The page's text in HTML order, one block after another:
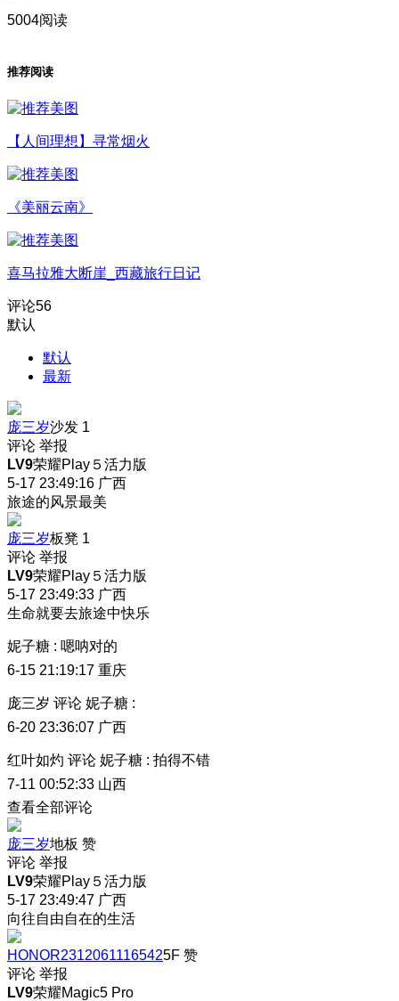
5004阅读
推荐阅读
【人间理想】寻常烟火
《美丽云南》
喜马拉雅大断崖_西藏旅行日记
评论56
默认
默认
最新
庞三岁沙发 1
评论 举报
LV9荣耀Play５活力版
5-17 23:49:16 广西
旅途的风景最美
庞三岁板凳 1
评论 举报
LV9荣耀Play５活力版
5-17 23:49:33 广西
生命就要去旅途中快乐
妮子糖 : 嗯呐对的
6-15 21:19:17 重庆
庞三岁 评论 妮子糖 :
6-20 23:36:07 广西
红叶如灼 评论 妮子糖 : 拍得不错
7-11 00:52:33 山西
查看全部评论
庞三岁地板 赞
评论 举报
LV9荣耀Play５活力版
5-17 23:49:47 广西
向往自由自在的生活
HONOR23120611165425F 赞
评论 举报
LV9荣耀Magic5 Pro